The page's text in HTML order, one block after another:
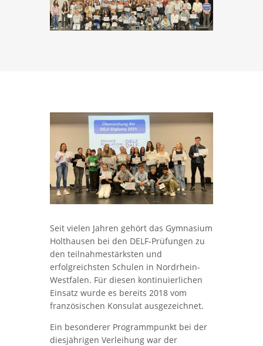
Seit vielen Jahren gehört das Gymnasium
Holthausen bei den DELF-Prüfungen zu
den teilnahmestärksten und
erfolgreichsten Schulen in Nordrhein-
Westfalen. Für diesen kontinuierlichen
Einsatz wurde es bereits 2018 vom
französischen Konsulat ausgezeichnet.
Ein besonderer Programmpunkt bei der
diesjährigen Verleihung war der